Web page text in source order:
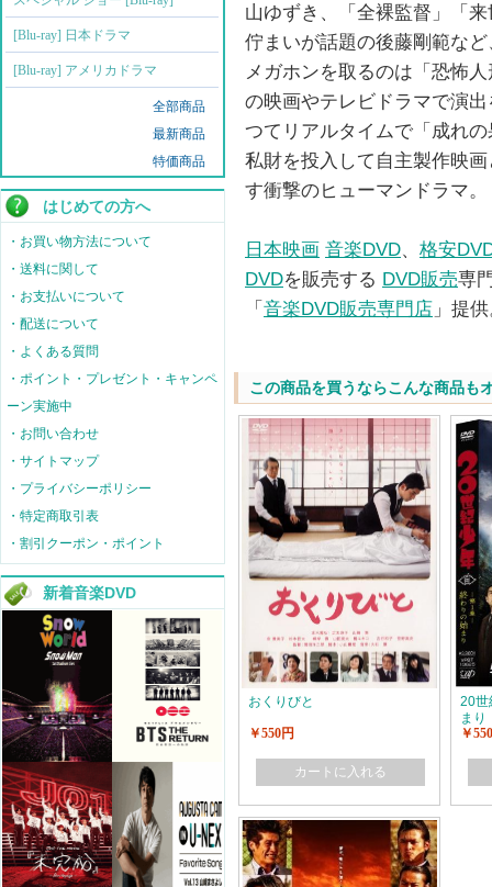
[Blu-ray] 日本ドラマ
[Blu-ray] アメリカドラマ
全部商品
最新商品
特価商品
はじめての方へ
・お買い物方法について
・送料に関して
・お支払いについて
・配送について
・よくある質問
・ポイント・プレゼント・キャンペ
ーン実施中
・お問い合わせ
・サイトマップ
・プライバシーポリシー
・特定商取引表
・割引クーポン・ポイント
新着音楽DVD
山ゆずき、「全裸監督」「
佇まいが話題の後藤剛範な
メガホンを取るのは「恐怖
の映画やテレビドラマで演
つてリアルタイムで「成れ
私財を投入して自主製作映
す衝撃のヒューマンドラマ。
日本映画 音楽DVD、 格安
DVDを販売する DVD販売専
「 音楽DVD販売専門店 」提
この商品を買うならこんな商品も
おくりびと
￥550円
カートに入れる
20世
まり
￥